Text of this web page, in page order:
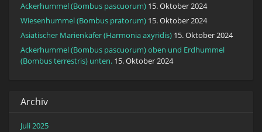
Ackerhummel (Bombus pascuorum) 15. Oktober 2024
Wiesenhummel (Bombus pratorum) 15. Oktober 2024
Asiatischer Marienkäfer (Harmonia axyridis) 15. Oktober 2024
Ackerhummel (Bombus pascuorum) oben und Erdhummel
(Bombus terrestris) unten. 15. Oktober 2024
Archiv
Juli 2025